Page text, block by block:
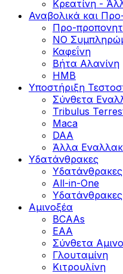
Κρεατίνη -
Αναβολικά και
Προ-
ΝΟ
Καφεΐνη
Βήτα Αλανίνη
HMB
Υποστήριξη
Σύνθετα
Tribulus
Maca
DAA
Άλλα
Υδατάνθρακες
All-in-One
Αμινοξέα
BCAAs
EAA
Σύνθετα
Γλουταμίνη
Κιτρουλίνη